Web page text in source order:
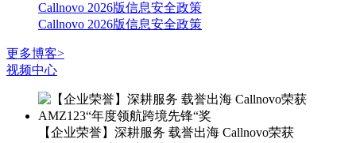
Callnovo 2026版信息安全政策
Callnovo 2026版信息安全政策
更多博客>
视频中心
【企业荣誉】深耕服务 载誉出海 Callnovo荣获